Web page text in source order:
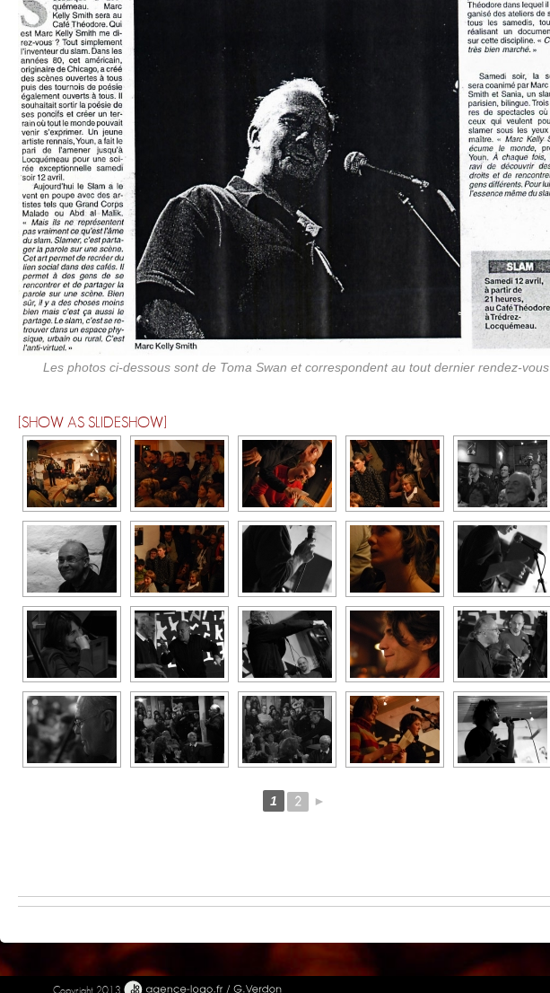
Les photos ci-dessous sont de Toma Swan et correspondent au tout dernier rendez-vous
[SHOW AS SLIDESHOW]
1 2 ►
Copyright 2013